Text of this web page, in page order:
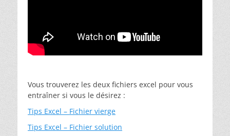
Vous trouverez les deux fichiers excel pour vous
entraîner si vous le désirez :
Tips Excel – Fichier vierge
Tips Excel – Fichier solution